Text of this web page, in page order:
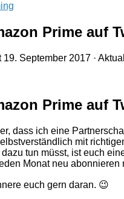
Prime auf
19. September 2017 ·
Prime auf
dass ich eine
mit
tun müsst, ist euch
Monat neu abonnieren
euch gern daran. 😉